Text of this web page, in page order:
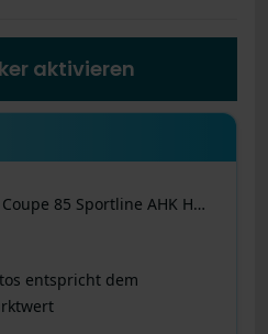
aktivieren
Coupe 85 Sportline AHK HuD PANO CANTON NAV ACC 360GRAD
Reichweite von über 566 km